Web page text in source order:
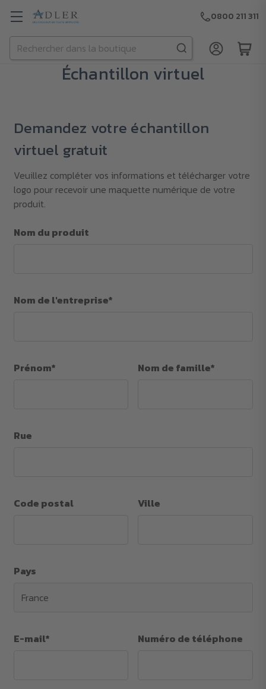
Passer au contenu principal
Rechercher
0800 211 311
Échantillon virtuel
Demandez votre échantillon
virtuel gratuit
Veuillez compléter vos informations et télécharger votre
logo pour recevoir une maquette numérique de votre
produit.
Nom du produit
Nom de l'entreprise*
Prénom* Nom de famille*
Rue
Code postal Ville
Pays
E-mail* Numéro de téléphone